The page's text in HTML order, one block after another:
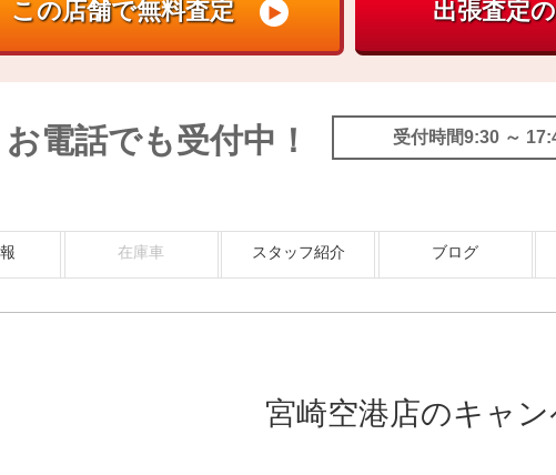
お電話でも受付中！ 受付時間9:30 ～
在庫車 スタッフ紹介 ブログ
宮崎空港店のキャン